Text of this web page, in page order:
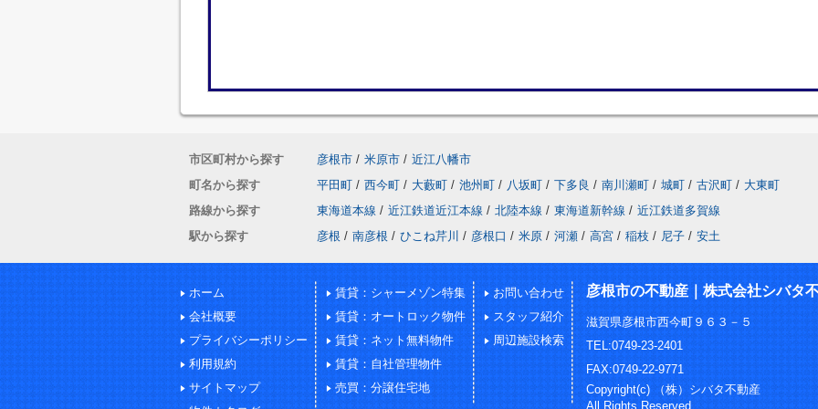
市区町村から探す 彦根市 / 米原市 / 近江八幡市
町名から探す
平田町 / 西今町 / 大藪町 / 池州町 / 八坂町 / 下多良 / 南川瀬町 / 城町 / 古沢町 / 大東町
路線から探す
東海道本線 / 近江鉄道近江本線 / 北陸本線 / 東海道新幹線 / 近江鉄道多賀線
駅から探す
彦根 / 南彦根 / ひこね芹川 / 彦根口 / 米原 / 河瀬 / 高宮 / 稲枝 / 尼子 / 安土
ホーム
会社概要
プライバシーポリシー
利用規約
サイトマップ
賃貸：シャーメゾン特集
賃貸：オートロック物件
賃貸：ネット無料物件
賃貸：自社管理物件
売買：分譲住宅地
お問い合わせ
スタッフ紹介
周辺施設検索
彦根市の不動産｜株式会社シバタ
滋賀県彦根市西今町９６３－５
TEL:0749-23-2401
FAX:0749-22-9771
Copyright(c) （株）シバタ不動産
All Rights Reserved.